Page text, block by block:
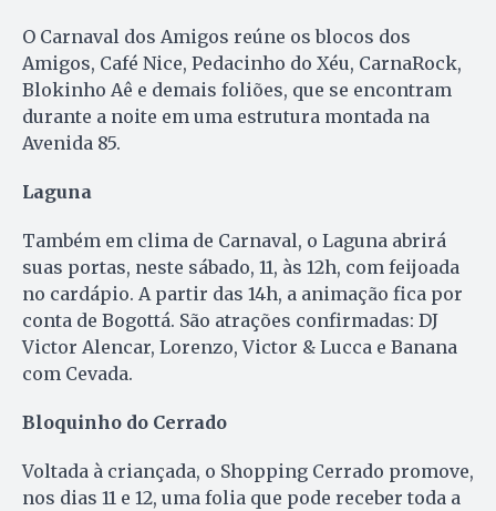
O Carnaval dos Amigos reúne os blocos dos
Amigos, Café Nice, Pedacinho do Xéu, CarnaRock,
Blokinho Aê e demais foliões, que se encontram
durante a noite em uma estrutura montada na
Avenida 85.
Laguna
Também em clima de Carnaval, o Laguna abrirá
suas portas, neste sábado, 11, às 12h, com feijoada
no cardápio. A partir das 14h, a animação fica por
conta de Bogottá. São atrações confirmadas: DJ
Victor Alencar, Lorenzo, Victor & Lucca e Banana
com Cevada.
Bloquinho do Cerrado
Voltada à criançada, o Shopping Cerrado promove,
nos dias 11 e 12, uma folia que pode receber toda a